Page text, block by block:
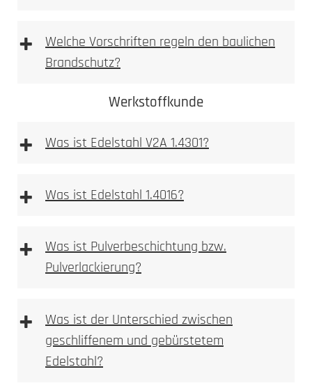
+
Welche Vorschriften regeln den baulichen
Brandschutz?
Werkstoffkunde
+ Was ist Edelstahl V2A 1.4301?
+ Was ist Edelstahl 1.4016?
Gegensatz zum austenitischen Stahlsorten stark
magnetisch.
+
Was ist Pulverbeschichtung bzw.
Pulverlackierung?
+
Was ist der Unterschied zwischen
geschliffenem und gebürstetem
Edelstahl?